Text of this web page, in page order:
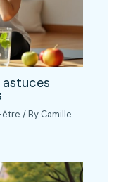
être / By Camille